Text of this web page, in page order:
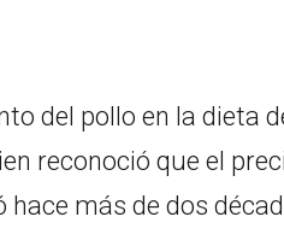
del pollo en la dieta
reconoció que el
más de dos